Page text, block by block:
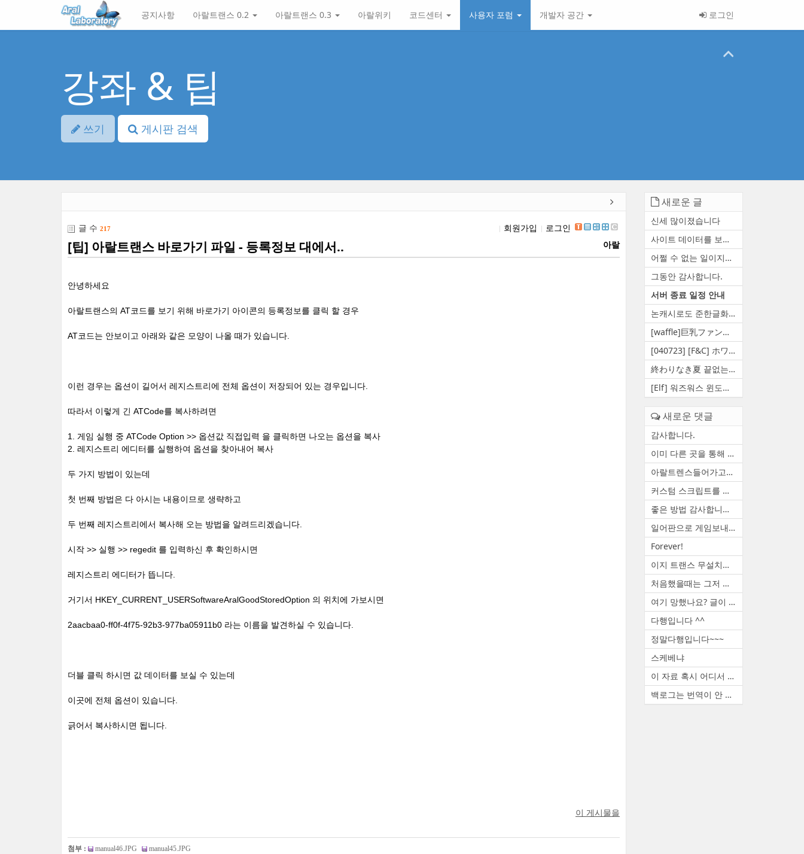
바
메
뉴
토
공지사항 아랄트랜스 0.2 아랄트랜스 0.3 아랄위키 코드센터 사용자 포럼 개발자 공간 로그인
강좌 & 팁
쓰기 게시판 검색
글 수 217 회원가입 로그인
[팁] 아랄트랜스 바로가기 파일 - 등록정보 대에서.. 아랄
안녕하세요
아랄트랜스의 AT코드를 보기 위해 바로가기 아이콘의 등록정보를 클릭 할 경우
AT코드는 안보이고 아래와 같은 모양이 나올 때가 있습니다.
이런 경우는 옵션이 길어서 레지스트리에 전체 옵션이 저장되어 있는 경우입니다.
따라서 이렇게 긴 ATCode를 복사하려면
1. 게임 실행 중 ATCode Option >> 옵션값 직접입력 을 클릭하면 나오는 옵션을 복사
2. 레지스트리 에디터를 실행하여 옵션을 찾아내어 복사
두 가지 방법이 있는데
첫 번째 방법은 다 아시는 내용이므로 생략하고
두 번째 레지스트리에서 복사해 오는 방법을 알려드리겠습니다.
시작 >> 실행 >> regedit 를 입력하신 후 확인하시면
레지스트리 에디터가 뜹니다.
거기서 HKEY_CURRENT_USERSoftwareAralGoodStoredOption 의 위치에 가보시면
2aacbaa0-ff0f-4f75-92b3-977ba05911b0 라는 이름을 발견하실 수 있습니다.
더블 클릭 하시면 값 데이터를 보실 수 있는데
이곳에 전체 옵션이 있습니다.
긁어서 복사하시면 됩니다.
이 게시물을
첨부 : manual46.JPG
manual45.JPG
새로운 글
신세 많이졌습니다
사이트 데이터를 보존하거나 ...
어쩔 수 없는 일이지만 참 아...
그동안 감사합니다.
서버 종료 일정 안내
논캐시로도 준한글화 만들 수 ...
[waffle]巨乳ファンタジー5 王...
[040723] [F&C] ホワイト...
終わりなき夏 끝없는여름 영원...
[Elf] 워즈워스 윈도우 10 대...
새로운 댓글
감사합니다.
이미 다른 곳을 통해 자료 백...
아랄트렌스들어가고요 함수하...
커스텀 스크립트를 정상적으로...
좋은 방법 감사합니다. 한번 ...
일어판으로 게임보내줄수있습니다
Forever!
이지 트랜스 무설치판 꿀도르 ...
처음했을때는 그저 신기했죠. ...
여기 망했나요? 글이 없네요
다행입니다 ^^
정말다행입니다~~~
스케베냐
이 자료 혹시 어디서 구하셨나...
백로그는 번역이 안 됩니다. ...